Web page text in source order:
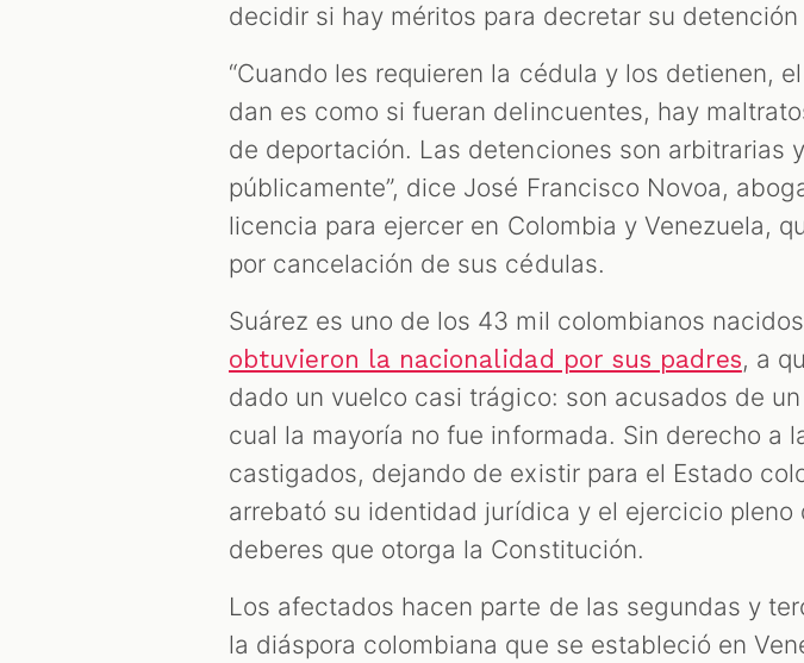
decidir si hay méritos para decretar su detención
“Cuando les requieren la cédula y los detienen,
dan es como si fueran delincuentes, hay
de deportación. Las detenciones son arbitrarias
públicamente”, dice José Francisco Novoa,
licencia para ejercer en Colombia y Venezuela,
por cancelación de sus cédulas.
Suárez es uno de los 43 mil colombianos
obtuvieron la nacionalidad por sus padres, a
dado un vuelco casi trágico: son acusados de
cual la mayoría no fue informada. Sin derecho a
castigados, dejando de existir para el Estado
arrebató su identidad jurídica y el ejercicio pleno
deberes que otorga la Constitución.
Los afectados hacen parte de las segundas y
la diáspora colombiana que se estableció en